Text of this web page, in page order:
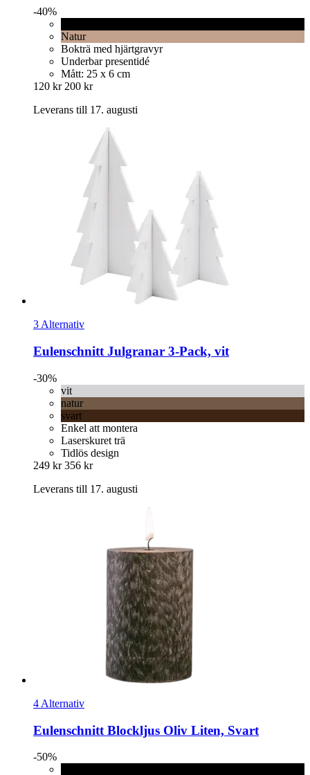
-40%
Natur
Bokträ med hjärtgravyr
Underbar presentidé
Mått: 25 x 6 cm
120 kr 200 kr
Leverans till 17. augusti
3 Alternativ
Eulenschnitt Julgranar 3-​Pack, vit
-30%
vit
natur
svart
Enkel att montera
Laserskuret trä
Tidlös design
249 kr 356 kr
Leverans till 17. augusti
4 Alternativ
Eulenschnitt Blockljus Oliv Liten, Svart
-50%